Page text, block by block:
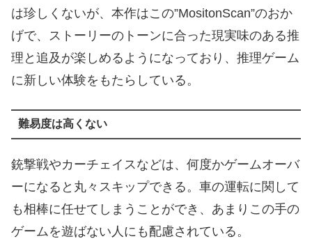
は珍しくないが、本作はこの”MositonScan”のおか
げで、ストーリーのトーンに合った現実味のある推
理と追及が楽しめるようになっており、推理ゲーム
に新しい体験をもたらしている。
難易度は高くない
銃撃戦やカーチェイスなどは、何度かゲームオーバ
ーになると丸々スキップできる。車の運転に関して
も相棒に任せてしまうことができ、あまりこの手の
ゲームを遊ばない人にも配慮されている。